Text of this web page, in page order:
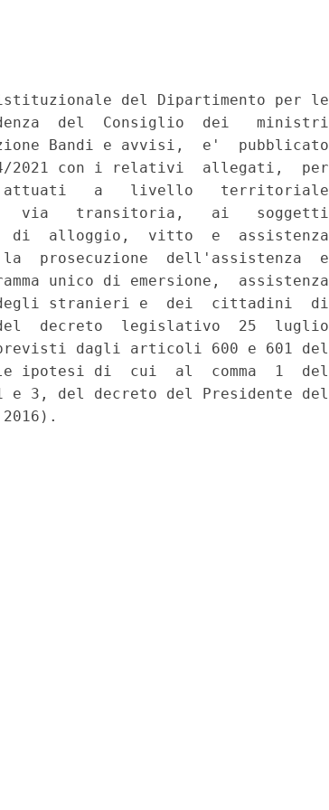
del Dipartimento per le
del  Consiglio  dei   ministri
Bandi e avvisi,  e'  pubblicato
2021 con i relativi  allegati,  per
attuati   a   livello   territoriale
via   transitoria,   ai   soggetti
di  alloggio,  vitto  e  assistenza
prosecuzione  dell'assistenza  e
unico di emersione,  assistenza
degli stranieri e  dei  cittadini  di
decreto  legislativo  25  luglio
dagli articoli 600 e 601 del
ipotesi di  cui  al  comma  1  del
e 3, del decreto del Presidente del